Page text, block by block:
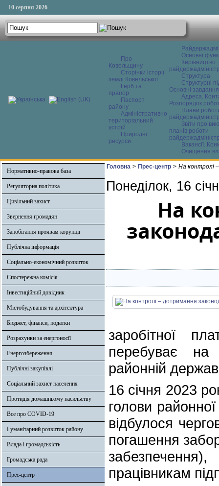
10 серпня 2026
Про
Ковельщину
Сторінки історії
землі Ковельської
Герб та
прапор
Паспорт
району
Адміністративно-
територіальний
устрій
Природні
ресурси
Основні
Керівництво
Структура
Структурні
Основні завдання
Адреса.
Розпорядок
Плани
Звіти про
планів роботи
Вакансії.
Очищення
Нормативно-правова база
Регуляторна політика
Цивільний захист
Звернення громадян
Запобігання проявам корупції
Публічна інформація
Соціально-економічний розвиток
Спостережна комісія
Інвестиційний довідник
Містобудування та архітектура
Бюджет, фінанси, податки
Розрахунки за енергоносії
Енергозбереження
Публічні закупівлі
Соціальний захист населення
Протидія домашньому насильству
Все про COVID-19
Гуманітарний розвиток району
Влада і громадськість
Громадська рада
Прес-центр
Головна > Прес-центр > На контролі
Понеділок, 16
На
заробітної
перебуває на
районній
16 січня 2023
голови
відбулося
погашення
працівникам